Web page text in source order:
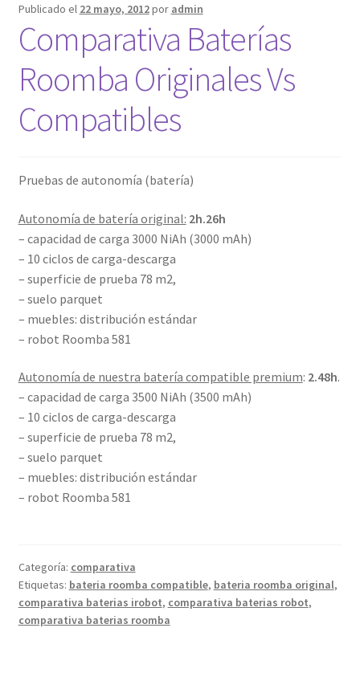
Publicado el 22 mayo, 2012por admin
Comparativa Baterías
Roomba Originales Vs
Compatibles
Pruebas de autonomía (batería)
Autonomía de batería original: 2h.26h
– capacidad de carga 3000 NiAh (3000 mAh)
– 10 ciclos de carga-descarga
– superficie de prueba 78 m2,
– suelo parquet
– muebles: distribución estándar
– robot Roomba 581
Autonomía de nuestra batería compatible premium: 2.48h.
– capacidad de carga 3500 NiAh (3500 mAh)
– 10 ciclos de carga-descarga
– superficie de prueba 78 m2,
– suelo parquet
– muebles: distribución estándar
– robot Roomba 581
Categoría: comparativa
Etiquetas: bateria roomba compatible, bateria roomba original,
comparativa baterias irobot, comparativa baterias robot,
comparativa baterias roomba